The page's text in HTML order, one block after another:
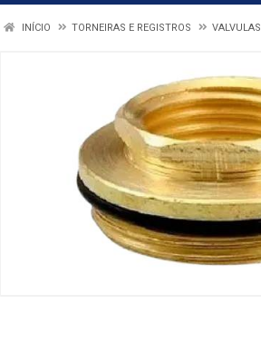
INÍCIO TORNEIRAS E REGISTROS VALVULAS